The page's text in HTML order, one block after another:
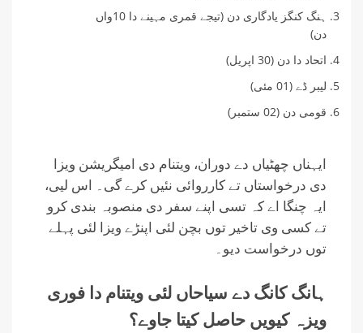
ہنگ کنگز یادگاری دن (تیجے قمری مہینے دا 10واں
دن)
اتحاد دا دن (30 اپریل)
لیبر ڈے (01 مئی)
قومی دن (02 ستمبر)
ایہناں چھٹیاں دے دوران، ویتنام دی امیگریشن ویزا
دی درخواستاں تے کارروائی نئیں کرے گی۔ اس لیی،
ایہ چنگا اے کہ تسی اپنے سفر دی منصوبہ بندی کرو
تے کسی وی تاخیر توں بچن لئی اپنڑے ویزا لئی پہلے
توں درخواست دیو۔
ہانگ کانگ دے سیاحاں لئی ویتنام دا فوری
ویزہ کیویں حاصل کیتا جاوے؟